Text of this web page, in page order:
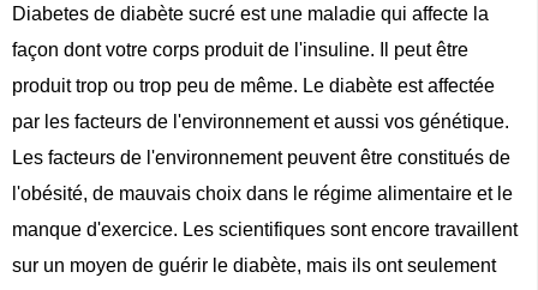
Diabetes de diabète sucré est une maladie qui affecte la
façon dont votre corps produit de l'insuline. Il peut être
produit trop ou trop peu de même. Le diabète est affectée
par les facteurs de l'environnement et aussi vos génétique.
Les facteurs de l'environnement peuvent être constitués de
l'obésité, de mauvais choix dans le régime alimentaire et le
manque d'exercice. Les scientifiques sont encore travaillent
sur un moyen de guérir le diabète, mais ils ont seulement